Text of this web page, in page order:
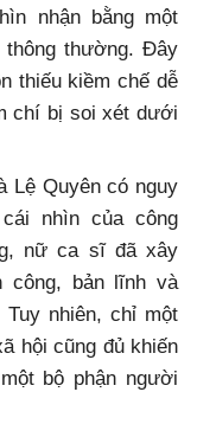
nhận bằng một
thường. Đây
thiếu kiềm chế dễ
chí bị soi xét dưới
Lệ Quyên có nguy
nhìn của công
nữ ca sĩ đã xây
công, bản lĩnh và
nhiên, chỉ một
hội cũng đủ khiến
bộ phận người